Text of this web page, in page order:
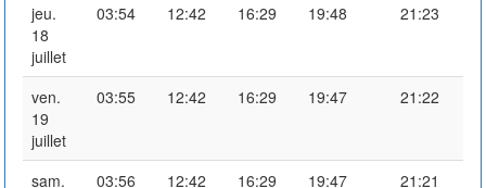
jeu.
18
juillet
03:54 12:42 16:29 19:48 21:23
ven.
19
juillet
03:55 12:42 16:29 19:47 21:22
sam. 03:56 12:42 16:29 19:47 21:21